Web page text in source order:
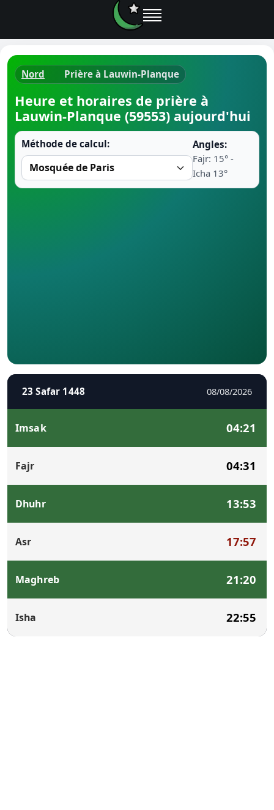
Heure de
Ramadan
Nord Prière à Lauwin-Planque
Heure et horaires de prière à
Lauwin-Planque (59553) aujourd'hui
Méthode de calcul:
Angles:
Fajr: 15° -
Icha 13°
23 Safar 1448 08/08/2026
Imsak 04:21
Fajr 04:31
Dhuhr 13:53
Asr 17:57
Maghreb 21:20
Isha 22:55